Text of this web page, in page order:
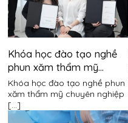
Khóa học đào tạo nghề
phun xăm thẩm mỹ
chuyên nghiệp
Khóa học đào tạo nghề phun
xăm thẩm mỹ chuyên nghiệp
[...]